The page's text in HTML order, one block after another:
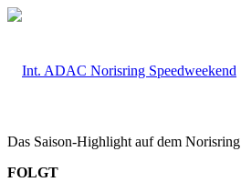
Das Saison-Highlight auf dem Norisring
FOLGT